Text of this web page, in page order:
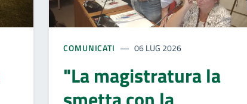
COMUNICATI 06 LUG 2026
"La magistratura la